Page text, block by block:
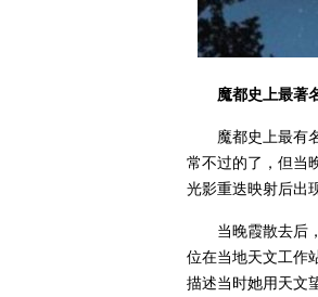
魔都史上最著
魔都史上最有
常不过的了，但当
光影重迭映射后出
当晚霞散去后
位在当地天文工作
描述当时她用天文